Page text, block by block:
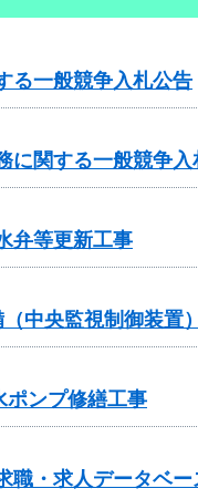
る一般競争入札公告
に関する一般競争入
弁等更新工事
中央監視制御装置
ポンプ修繕工事
・求人データベ